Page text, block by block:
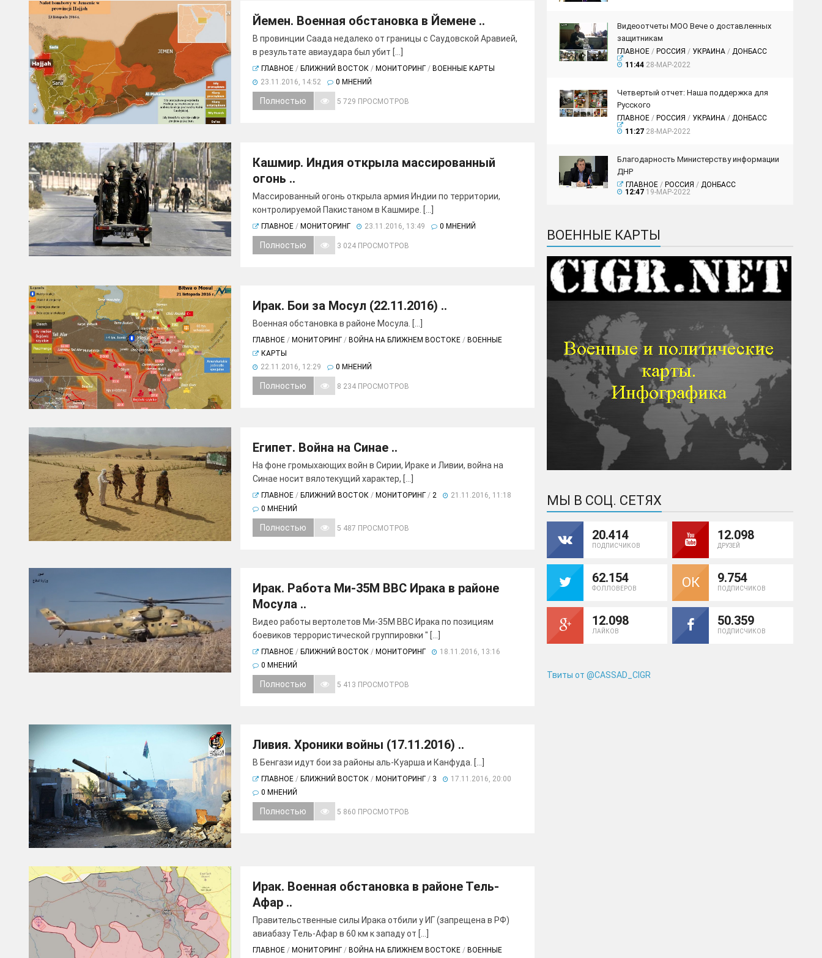
Йемен. Военная обстановка в Йемене ..
В провинции Саада недалеко от границы с Саудовской Аравией,
в результате авиаудара был убит [...]
ГЛАВНОЕ/ БЛИЖНИЙ ВОСТОК/ МОНИТОРИНГ/ ВОЕННЫЕ КАРТЫ
23.11.2016, 14:52
0 МНЕНИЙ
Полностью 5 729 ПРОСМОТРОВ
Кашмир. Индия открыла массированный
огонь ..
Массированный огонь открыла армия Индии по территории,
контролируемой Пакистаном в Кашмире. [...]
ГЛАВНОЕ/ МОНИТОРИНГ 23.11.2016, 13:49 0 МНЕНИЙ
Полностью 3 024 ПРОСМОТРОВ
Ирак. Бои за Мосул (22.11.2016) ..
Военная обстановка в районе Мосула. [...]
ГЛАВНОЕ/ МОНИТОРИНГ/ ВОЙНА НА БЛИЖНЕМ ВОСТОКЕ/ ВОЕННЫЕ
КАРТЫ
22.11.2016, 12:29
0 МНЕНИЙ
Полностью 8 234 ПРОСМОТРОВ
Египет. Война на Синае ..
На фоне громыхающих войн в Сирии, Ираке и Ливии, война на
Синае носит вялотекущий характер, [...]
ГЛАВНОЕ/ БЛИЖНИЙ ВОСТОК/ МОНИТОРИНГ/ 2
21.11.2016, 11:18
0 МНЕНИЙ
Полностью 5 487 ПРОСМОТРОВ
Ирак. Работа Ми-35М ВВС Ирака в районе
Мосула ..
Видео работы вертолетов Ми-35М ВВС Ирака по позициям
боевиков террористической группировки " [...]
ГЛАВНОЕ/ БЛИЖНИЙ ВОСТОК/ МОНИТОРИНГ
18.11.2016, 13:16
0 МНЕНИЙ
Полностью 5 413 ПРОСМОТРОВ
Ливия. Хроники войны (17.11.2016) ..
В Бенгази идут бои за районы аль-Куарша и Канфуда. [...]
ГЛАВНОЕ/ БЛИЖНИЙ ВОСТОК/ МОНИТОРИНГ/ 3
17.11.2016, 20:00
0 МНЕНИЙ
Полностью 5 860 ПРОСМОТРОВ
Ирак. Военная обстановка в районе Тель-
Афар ..
Правительственные силы Ирака отбили у ИГ (запрещена в РФ)
авиабазу Тель-Афар в 60 км к западу от [...]
ГЛАВНОЕ/ МОНИТОРИНГ/ ВОЙНА НА БЛИЖНЕМ ВОСТОКЕ/ ВОЕННЫЕ
Видеоотчеты МОО Вече о доставленных
защитникам
ГЛАВНОЕ/ РОССИЯ / УКРАИНА/ ДОНБАСС
11:4428-МАР-2022
Четвертый отчет: Наша поддержка для
Русского
ГЛАВНОЕ/ РОССИЯ / УКРАИНА/ ДОНБАСС
11:2728-МАР-2022
Благодарность Министерству информации
ДНР
ГЛАВНОЕ/ РОССИЯ / ДОНБАСС
12:4719-МАР-2022
ВОЕННЫЕ КАРТЫ
МЫ В СОЦ. СЕТЯХ
20.414
ПОДПИСЧИКОВ
12.098
ДРУЗЕЙ
62.154
ФОЛЛОВЕРОВ ОК 9.754
ПОДПИСЧИКОВ
12.098
ЛАЙКОВ
50.359
ПОДПИСЧИКОВ
Твиты от @CASSAD_CIGR